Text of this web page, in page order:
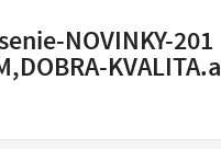
NOVINKY-201
KVALITA.a